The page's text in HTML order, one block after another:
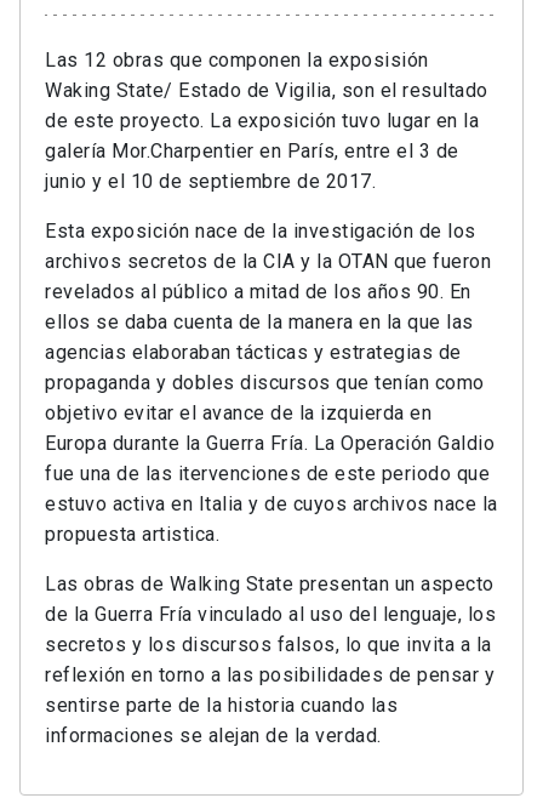
Las 12 obras que componen la exposisión
Waking State/ Estado de Vigilia, son el resultado
de este proyecto. La exposición tuvo lugar en la
galería Mor.Charpentier en París, entre el 3 de
junio y el 10 de septiembre de 2017.
Esta exposición nace de la investigación de los
archivos secretos de la CIA y la OTAN que fueron
revelados al público a mitad de los años 90. En
ellos se daba cuenta de la manera en la que las
agencias elaboraban tácticas y estrategias de
propaganda y dobles discursos que tenían como
objetivo evitar el avance de la izquierda en
Europa durante la Guerra Fría. La Operación Galdio
fue una de las itervenciones de este periodo que
estuvo activa en Italia y de cuyos archivos nace la
propuesta artistica.
Las obras de Walking State presentan un aspecto
de la Guerra Fría vinculado al uso del lenguaje, los
secretos y los discursos falsos, lo que invita a la
reflexión en torno a las posibilidades de pensar y
sentirse parte de la historia cuando las
informaciones se alejan de la verdad.